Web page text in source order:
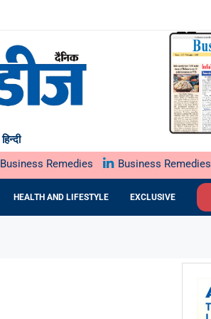
हिन्दी
Business Remedies Business Remedies
HEALTH AND LIFESTYLE EXCLUSIVE